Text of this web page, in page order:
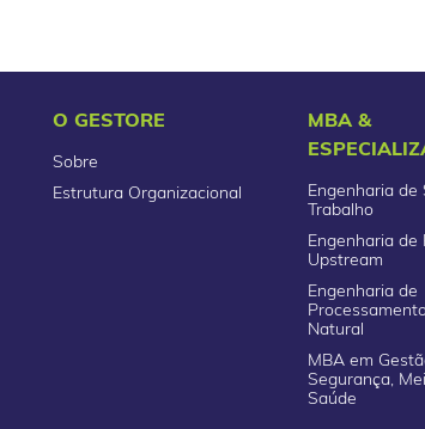
O GESTORE
Sobre
Estrutura Organizacional
MBA &
Engenharia de
Trabalho
Engenharia de
Upstream
Engenharia de
Natural
MBA em
Segurança,
Saúde